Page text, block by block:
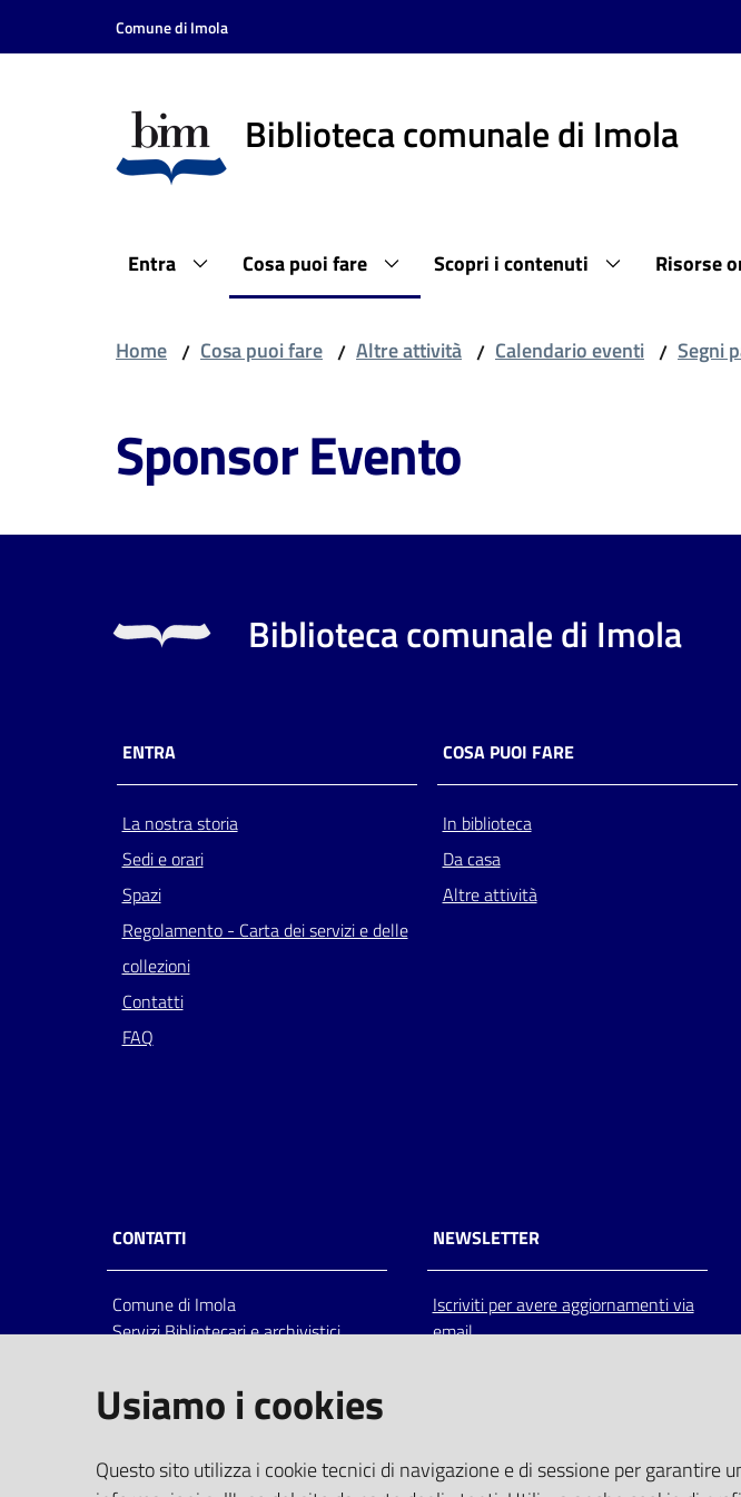
Vai al contenuto
Vai alla navigazione
Comune di Imola
Biblioteca comunale di Imola
Entra Cosa puoi fare Scopri i contenuti Risorse
Home / Cosa puoi fare / Altre attività / Calendario eventi / Segni
Sponsor Evento
Biblioteca comunale di Imola
ENTRA
La nostra storia
Sedi e orari
Spazi
Regolamento - Carta dei servizi e delle
collezioni
Contatti
FAQ
COSA PUOI FARE
In biblioteca
Da casa
Altre attività
CONTATTI
Comune di Imola
Servizi Bibliotecari e archivistici
Italia
centralino: tel 0542.6026.36 fax
bim@comune.imola.bo.it
PEC
NEWSLETTER
Iscriviti per avere aggiornamenti via
email
Usiamo i cookies
Questo sito utilizza i cookie tecnici di navigazione e di sessione per